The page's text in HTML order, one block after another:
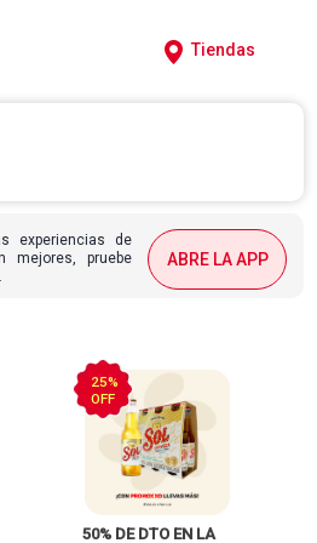
Tiendas
experiencias de
mejores, pruebe
ABRE LA APP
25%
OFF
50% DE DTO EN LA